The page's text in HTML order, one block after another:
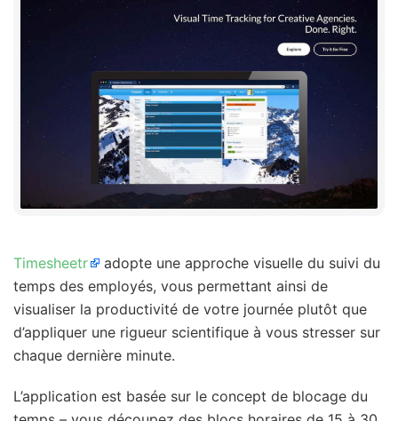
Timesheetr
adopte une approche visuelle du suivi du
temps des employés, vous permettant ainsi de
visualiser la productivité de votre journée plutôt que
d’appliquer une rigueur scientifique à vous stresser sur
chaque dernière minute.
L’application est basée sur le concept de blocage du